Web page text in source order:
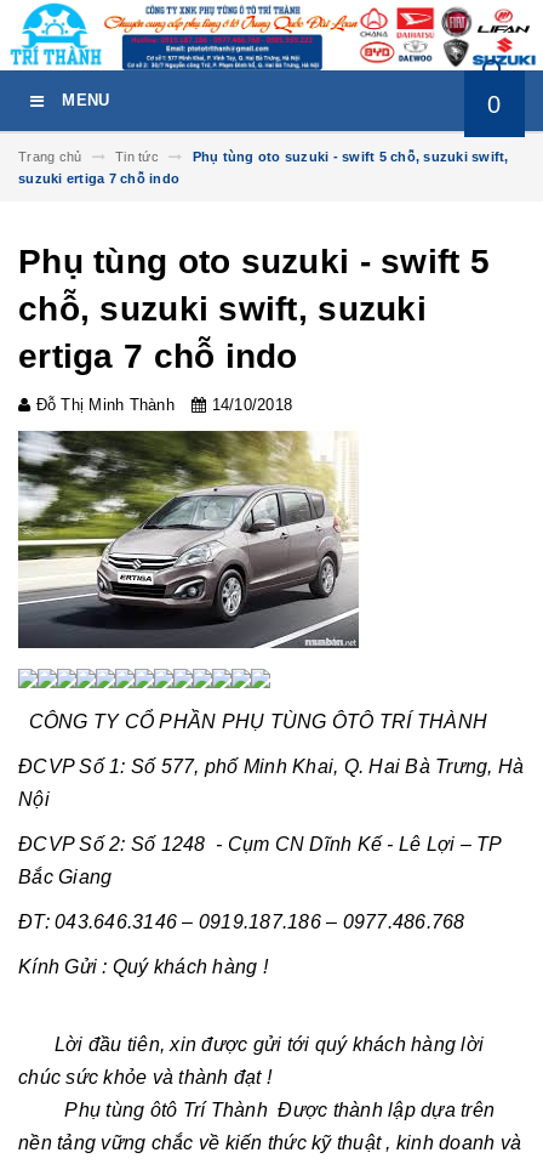
MENU 0
Trang chủ Tin tức
Phụ tùng oto suzuki - swift 5 chỗ, suzuki swift,
suzuki ertiga 7 chỗ indo
Phụ tùng oto suzuki - swift 5
chỗ, suzuki swift, suzuki
ertiga 7 chỗ indo
Đỗ Thị Minh Thành 14/10/2018
CÔNG TY CỔ PHẦN PHỤ TÙNG ÔTÔ TRÍ THÀNH
ĐCVP Số 1: Số 577, phố Minh Khai, Q. Hai Bà Trưng, Hà
Nội
ĐCVP Số 2: Số 1248 - Cụm CN Dĩnh Kế - Lê Lợi – TP
Bắc Giang
ĐT: 043.646.3146 – 0919.187.186 – 0977.486.768
Kính Gửi : Quý khách hàng !
Lời đầu tiên, xin được gửi tới quý khách hàng lời
chúc sức khỏe và thành đạt !
Phụ tùng ôtô Trí Thành Được thành lập dựa trên
nền tảng vững chắc về kiến thức kỹ thuật , kinh doanh và